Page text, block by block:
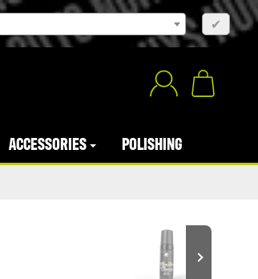
✔
ACCESSORIES POLISHING